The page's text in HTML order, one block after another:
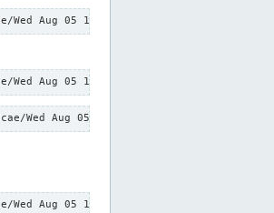
Aug 05 14:21:51 CEST 2026/down.txt"
Wed Aug 05 14:21:51 CEST 2026/down.txt"
Wed Aug 05 14:21:51 CEST 2026/down.txt"
Aug 05 14:21:51 CEST 2026/down.txt"